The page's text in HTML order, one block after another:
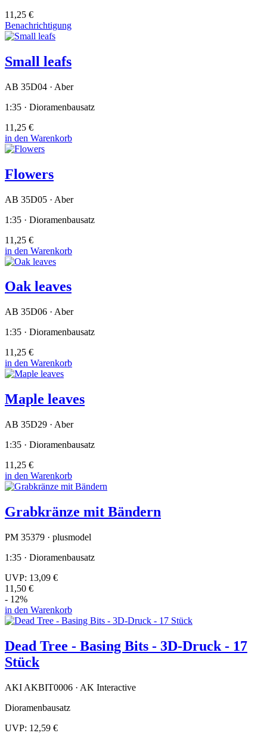
11,25 €
Benachrichtigung
Small leafs
AB 35D04 · Aber
1:35 · Dioramenbausatz
11,25 €
in den Warenkorb
Flowers
AB 35D05 · Aber
1:35 · Dioramenbausatz
11,25 €
in den Warenkorb
Oak leaves
AB 35D06 · Aber
1:35 · Dioramenbausatz
11,25 €
in den Warenkorb
Maple leaves
AB 35D29 · Aber
1:35 · Dioramenbausatz
11,25 €
in den Warenkorb
Grabkränze mit Bändern
PM 35379 · plusmodel
1:35 · Dioramenbausatz
UVP: 13,09 €
11,50 €
- 12%
in den Warenkorb
Dead Tree - Basing Bits - 3D-Druck - 17
Stück
AKI AKBIT0006 · AK Interactive
Dioramenbausatz
UVP: 12,59 €